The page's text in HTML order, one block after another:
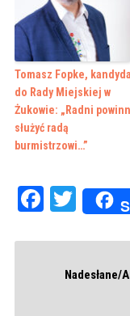
Tomasz Fopke,
do Rady Miejskiej w
Żukowie: „Radni
służyć radą
burmistrzowi…”
Nadesłane/